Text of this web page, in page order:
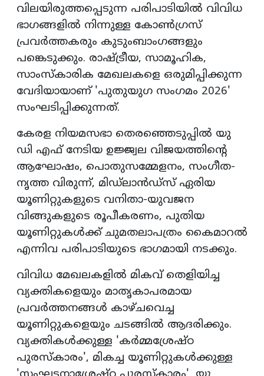
വിലയിരുത്തപ്പെടുന്ന പരിപാടിയില്‍ വിവിധ
ഭാഗങ്ങളില്‍ നിന്നുള്ള കോണ്‍ഗ്രസ്
പ്രവര്‍ത്തകരും കുടുംബാംഗങ്ങളും
പങ്കെടുക്കും. രാഷ്ട്രീയ, സാമൂഹിക,
സാംസ്‌കാരിക മേഖലകളെ ഒരുമിപ്പിക്കുന്ന
വേദിയായാണ് 'പുതുയുഗ സംഗമം 2026'
സംഘടിപ്പിക്കുന്നത്.
കേരള നിയമസഭാ തെരഞ്ഞെടുപ്പില്‍ യു
ഡി എഫ് നേടിയ ഉജ്ജ്വല വിജയത്തിന്റെ
ആഘോഷം, പൊതുസമ്മേളനം, സംഗീത-
നൃത്ത വിരുന്ന്, മിഡ്ലാന്‍ഡ്‌സ് ഏരിയ
യൂണിറ്റുകളുടെ വനിതാ-യുവജന
വിങ്ങുകളുടെ രൂപീകരണം, പുതിയ
യൂണിറ്റുകള്‍ക്ക് ചുമതലാപത്രം കൈമാറല്‍
എന്നിവ പരിപാടിയുടെ ഭാഗമായി നടക്കും.
വിവിധ മേഖലകളില്‍ മികവ് തെളിയിച്ച
വ്യക്തികളെയും മാതൃകാപരമായ
പ്രവര്‍ത്തനങ്ങള്‍ കാഴ്ചവെച്ച
യൂണിറ്റുകളെയും ചടങ്ങില്‍ ആദരിക്കും.
വ്യക്തികള്‍ക്കുള്ള 'കര്‍മ്മശ്രേഷ്ഠ
പുരസ്‌കാരം', മികച്ച യൂണിറ്റുകള്‍ക്കുള്ള